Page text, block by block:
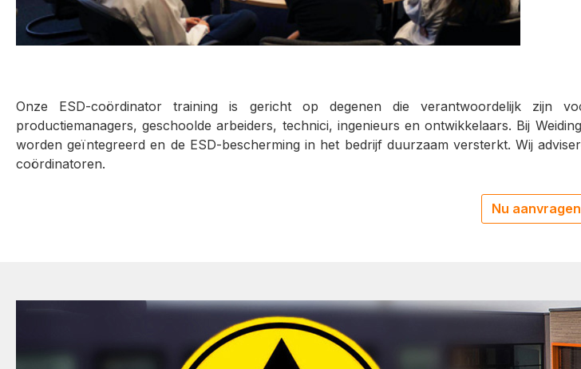
Onze ESD-coördinator training is gericht op degenen die verantwoordelijk zijn
productiemanagers, geschoolde arbeiders, technici, ingenieurs en ontwikkelaars. Bij
worden geïntegreerd en de ESD-bescherming in het bedrijf duurzaam versterkt. Wij
coördinatoren.
Nu aanvragen